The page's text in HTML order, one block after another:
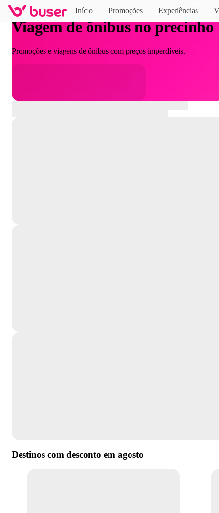
Início Promoções Experiências
Viagem de ônibus no precinho
Promoções e viagens de ônibus com preços imperdíveis.
Destinos com desconto em agosto